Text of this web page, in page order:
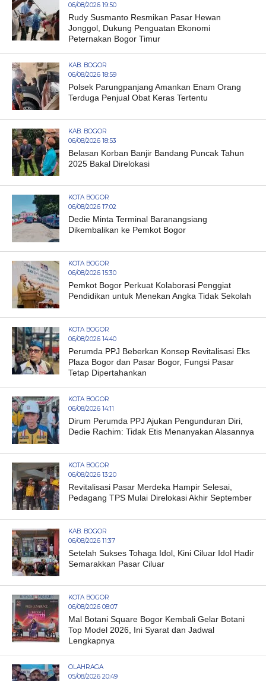
06/08/2026 19:50
Rudy Susmanto Resmikan Pasar Hewan
Jonggol, Dukung Penguatan Ekonomi
Peternakan Bogor Timur
KAB. BOGOR
06/08/2026 18:59
Polsek Parungpanjang Amankan Enam Orang
Terduga Penjual Obat Keras Tertentu
KAB. BOGOR
06/08/2026 18:53
Belasan Korban Banjir Bandang Puncak Tahun
2025 Bakal Direlokasi
KOTA BOGOR
06/08/2026 17:02
Dedie Minta Terminal Baranangsiang
Dikembalikan ke Pemkot Bogor
KOTA BOGOR
06/08/2026 15:30
Pemkot Bogor Perkuat Kolaborasi Penggiat
Pendidikan untuk Menekan Angka Tidak Sekolah
KOTA BOGOR
06/08/2026 14:40
Perumda PPJ Beberkan Konsep Revitalisasi Eks
Plaza Bogor dan Pasar Bogor, Fungsi Pasar
Tetap Dipertahankan
KOTA BOGOR
06/08/2026 14:11
Dirum Perumda PPJ Ajukan Pengunduran Diri,
Dedie Rachim: Tidak Etis Menanyakan Alasannya
KOTA BOGOR
06/08/2026 13:20
Revitalisasi Pasar Merdeka Hampir Selesai,
Pedagang TPS Mulai Direlokasi Akhir September
KAB. BOGOR
06/08/2026 11:37
Setelah Sukses Tohaga Idol, Kini Ciluar Idol Hadir
Semarakkan Pasar Ciluar
KOTA BOGOR
06/08/2026 08:07
Mal Botani Square Bogor Kembali Gelar Botani
Top Model 2026, Ini Syarat dan Jadwal
Lengkapnya
OLAHRAGA
05/08/2026 20:49